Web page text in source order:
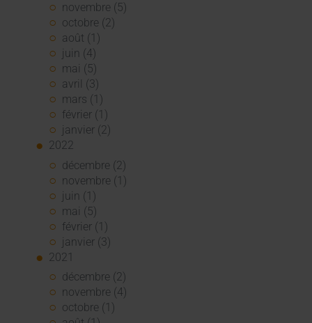
novembre (5)
octobre (2)
août (1)
juin (4)
mai (5)
avril (3)
mars (1)
février (1)
janvier (2)
2022
décembre (2)
novembre (1)
juin (1)
mai (5)
février (1)
janvier (3)
2021
décembre (2)
novembre (4)
octobre (1)